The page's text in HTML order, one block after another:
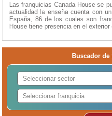
Las franquicias Canada House se
actualidad la enseña cuenta con
España, 86 de los cuales son
House tiene presencia en el exterior
Buscador